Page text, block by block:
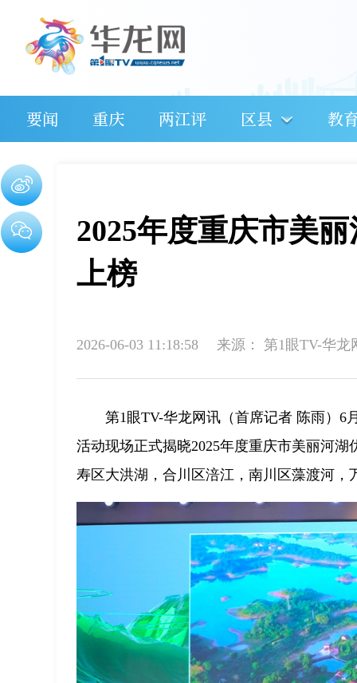
要闻 重庆 两江评 区县 教
2025年度重庆市美
上榜
2026-06-03 11:18:58 来源： 第1眼TV-华龙
第1眼TV-华龙网讯（首席记者 陈雨）6
活动现场正式揭晓2025年度重庆市美丽河
寿区大洪湖，合川区涪江，南川区藻渡河